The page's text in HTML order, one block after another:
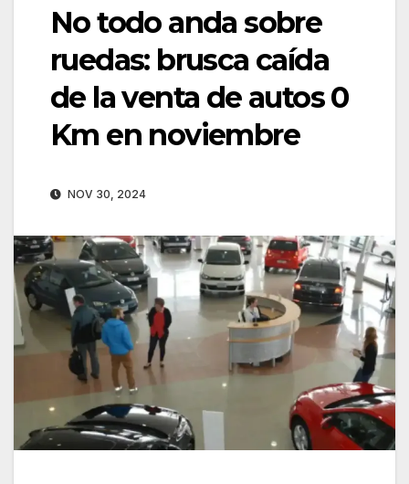
No todo anda sobre
ruedas: brusca caída
de la venta de autos 0
Km en noviembre
NOV 30, 2024